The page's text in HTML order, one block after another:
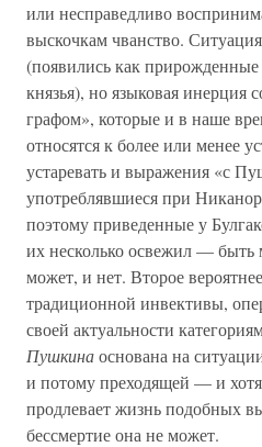
или несправедливо
выскочкам чванство.
(появились как
князья), но языковая инерция
графом», которые и в наше
относятся к более или менее
устаревать и выражения «с
употреблявшиеся при
поэтому приведенные у
их несколько освежил — быть
может, и нет. Второе
традиционной инвективы,
своей актуальности
Пушкинаоснована на
и потому преходящей — и
продлевает жизнь подобных
бессмертие она не может.